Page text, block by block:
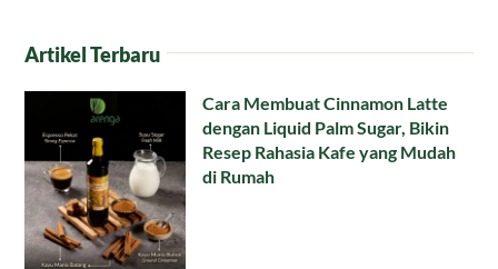
Artikel Terbaru
Cara Membuat Cinnamon Latte
dengan Liquid Palm Sugar, Bikin
Resep Rahasia Kafe yang Mudah
di Rumah